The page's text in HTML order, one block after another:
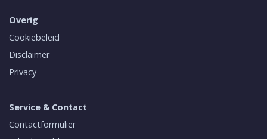
Overig
Cookiebeleid
Disclaimer
Privacy
Service & Contact
Contactformulier